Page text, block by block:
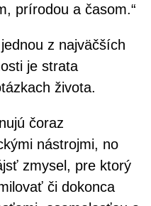
prírodou a časom.“
z najväčších
je strata
života.
čoraz
nástrojmi, no
zmysel, pre ktorý
či dokonca